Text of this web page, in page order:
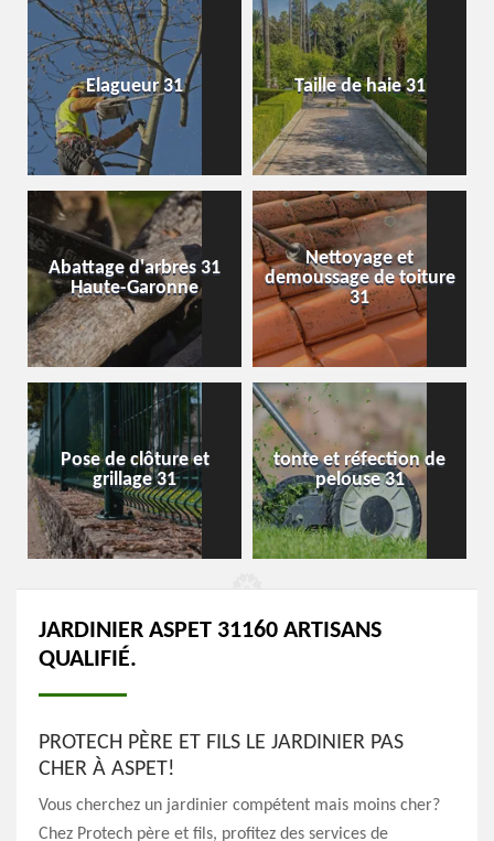
Elagueur 31 Taille de haie 31
Abattage d'arbres 31
Haute-Garonne
Nettoyage et
demoussage de toiture
31
Pose de clôture et
grillage 31
tonte et réfection de
pelouse 31
JARDINIER ASPET 31160 ARTISANS
QUALIFIÉ.
PROTECH PÈRE ET FILS LE JARDINIER PAS
CHER À ASPET!
Vous cherchez un jardinier compétent mais moins cher?
Chez Protech père et fils, profitez des services de